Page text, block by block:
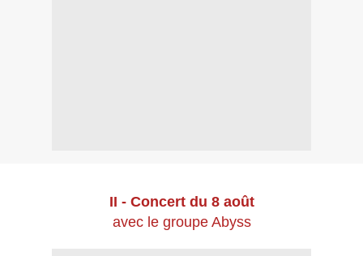
II - Concert du 8 août
avec le groupe Abyss